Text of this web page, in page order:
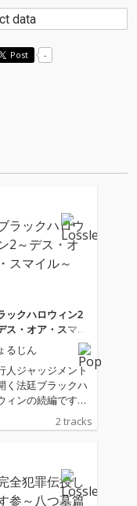
data
Post -
ックハロウィン2
ス・オア・スマイ
るじん
人ジャッジメント
く法廷ブラックハ
ィンの続編です。
ではどの童話のど
物が生贄となるの
2 tracks